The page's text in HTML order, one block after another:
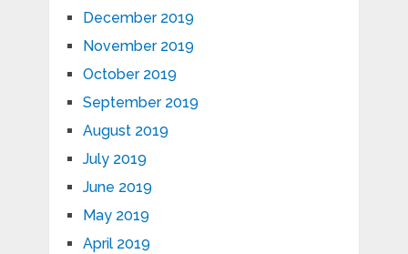
December 2019
November 2019
October 2019
September 2019
August 2019
July 2019
June 2019
May 2019
April 2019